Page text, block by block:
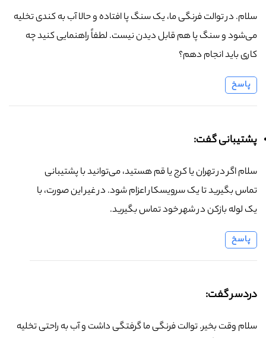
سلام. در توالت فرنگی ما، یک سنگ پا افتاده و حالا آب به کندی تخلیه
می‌شود و سنگ پا هم قابل دیدن نیست. لطفاً راهنمایی کنید چه
کاری باید انجام دهم؟
پاسخ
پشتیبانی گفت:
سلام اگر در تهران یا کرج یا قم هستید، می‌توانید با پشتیبانی
تماس بگیرید تا یک سرویسکار اعزام شود. در غیر این صورت، با
یک لوله بازکن در شهر خود تماس بگیرید.
پاسخ
دردسر گفت:
سلام وقت بخیر. توالت فرنگی ما گرفتگی داشت و آب به راحتی تخلیه